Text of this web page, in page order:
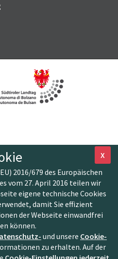
X
2016/679 des Europäischen
vom 27. April 2016 teilen wir
eigene technische Cookies
damit Sie effizient
der Webseite einwandfrei
können.
und unsere Cookie-
zu erhalten. Auf der